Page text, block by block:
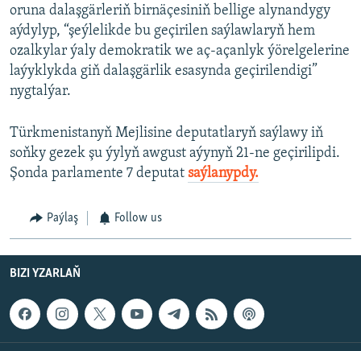
oruna dalaşgärleriň birnäçesiniň bellige alynandygy
aýdylyp, “şeýlelikde bu geçirilen saýlawlaryň hem
ozalkylar ýaly demokratik we aç-açanlyk ýörelgelerine
laýyklykda giň dalaşgärlik esasynda geçirilendigi”
nygtalýar.
Türkmenistanyň Mejlisine deputatlaryň saýlawy iň
soňky gezek şu ýylyň awgust aýynyň 21-ne geçirilipdi.
Şonda parlamente 7 deputat saýlanypdy.
Paýlaş Follow us
BIZI YZARLAŇ